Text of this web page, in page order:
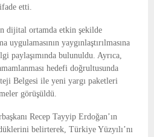
etti.
dijital ortamda etkin şekilde
uygulamasının yaygınlaştırılmasına
paylaşımında bulunuldu. Ayrıca,
hedefi doğrultusunda
Belgesi ile yeni yargı paketleri
görüşüldü.
Recep Tayyip Erdoğan’ın
belirterek, Türkiye Yüzyılı’nı